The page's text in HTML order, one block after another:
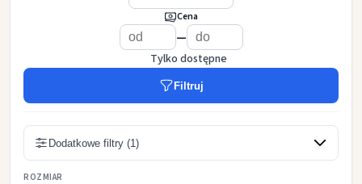
Cena
—
Tylko dostępne
Filtruj
Dodatkowe filtry (1)
ROZMIAR